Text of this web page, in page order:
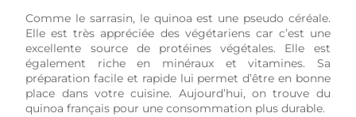
Comme le sarrasin, le quinoa est une pseudo céréale.
Elle est très appréciée des végétariens car c’est une
excellente source de protéines végétales. Elle est
également riche en minéraux et vitamines. Sa
préparation facile et rapide lui permet d’être en bonne
place dans votre cuisine. Aujourd’hui, on trouve du
quinoa français pour une consommation plus durable.